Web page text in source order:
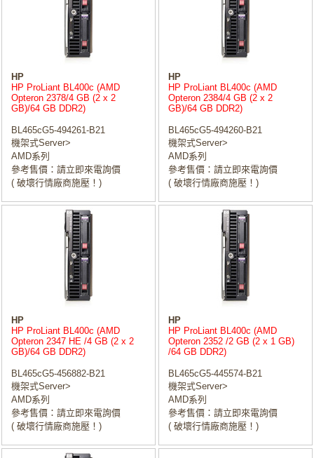
HP
HP ProLiant BL400c (AMD
Opteron 2378/4 GB (2 x 2
GB)/64 GB DDR2)
BL465cG5-494261-B21
機架式Server>
AMD系列
參考售價：請立即來電詢價
( 破壞行情廠商施壓！)
HP
HP ProLiant BL400c (AMD
Opteron 2384/4 GB (2 x 2
GB)/64 GB DDR2)
BL465cG5-494260-B21
機架式Server>
AMD系列
參考售價：請立即來電詢價
( 破壞行情廠商施壓！)
HP
HP ProLiant BL400c (AMD
Opteron 2347 HE /4 GB (2 x 2
GB)/64 GB DDR2)
BL465cG5-456882-B21
機架式Server>
AMD系列
參考售價：請立即來電詢價
( 破壞行情廠商施壓！)
HP
HP ProLiant BL400c (AMD
Opteron 2352 /2 GB (2 x 1 GB)
/64 GB DDR2)
BL465cG5-445574-B21
機架式Server>
AMD系列
參考售價：請立即來電詢價
( 破壞行情廠商施壓！)